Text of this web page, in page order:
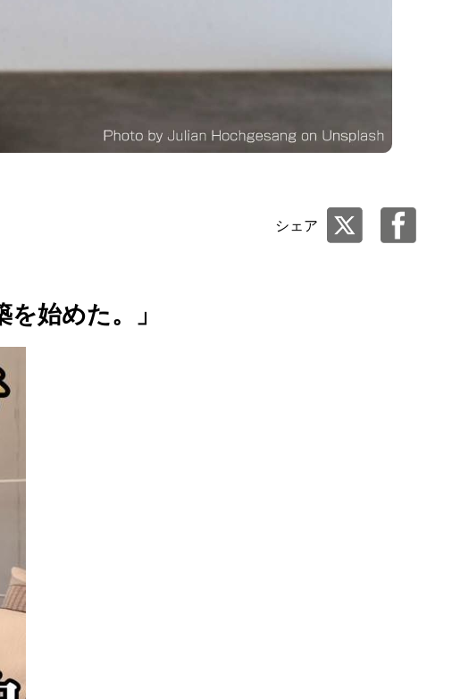
シェア
始めた。」